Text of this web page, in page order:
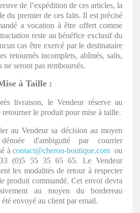
de l’expédition de ces articles, la
du premier de ces faits. Il est précisé
a vocation à être offert comme
reste au bénéfice exclusif du
cas être exercé par le destinataire
retournés incomplets, abîmés, salis,
ne seront pas remboursés.
à Taille :
livraison, le Vendeur réserve au
le produit pour mise à taille.
au Vendeur sa décision au moyen
d'ambiguïté par courrier
à contact@cheron-boutique.com ou
(0)5 55 35 65 65. Le Vendeur
les modalités de retour à respecter
produit commandé. Cet envoi devra
au moyen du bordereau
envoyé au client par email.